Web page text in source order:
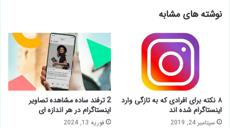
نوشته های مشابه
۸ نکته برای افرادی که به تازگی وارد
اینستاگرام شده اند
سپتامبر 24, 2019
2 ترفند ساده مشاهده تصاویر
اینستاگرام در هر اندازه ای
فوریه 13, 2024